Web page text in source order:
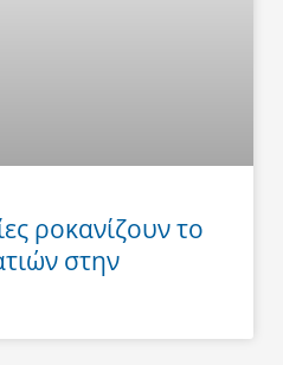
ροκανίζουν το
στην